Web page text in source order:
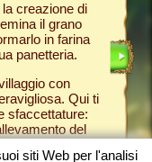
creazione di
il grano
in farina
panetteria.
con
Qui ti
sfaccettature:
del
ti
che
gran
creato
My
gioco
siti Web per l'analisi